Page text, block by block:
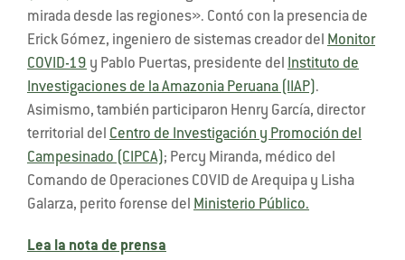
mirada desde las regiones». Contó con la presencia de
Erick Gómez, ingeniero de sistemas creador del
Monitor
COVID-19 y Pablo Puertas, presidente del
Instituto de
Investigaciones de la Amazonia Peruana (IIAP) .
Asimismo, también participaron Henry García, director
territorial del Centro de Investigación y Promoción del
Campesinado (CIPCA) ; Percy Miranda, médico del
Comando de Operaciones COVID de Arequipa y Lisha
Galarza, perito forense del
Ministerio Público.
Lea la nota de prensa